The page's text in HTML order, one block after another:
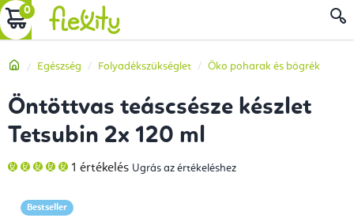
Ugrás
a
tartalomhoz
KOSÁR
Kezdőlap
Egészség Folyadékszükséglet Öko poharak és bögrék
Öntöttvas teáscsésze készlet
Tetsubin 2x 120 ml
A
termék
5-
ből
1 értékelés Ugrás az értékeléshez
Bestseller